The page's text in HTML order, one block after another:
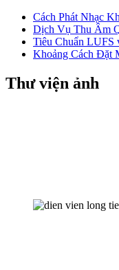
Cách Phát Nhạc
Dịch Vụ Thu Âm
Tiêu Chuẩn LUFS
Khoảng Cách Đặt
Thư viện ảnh